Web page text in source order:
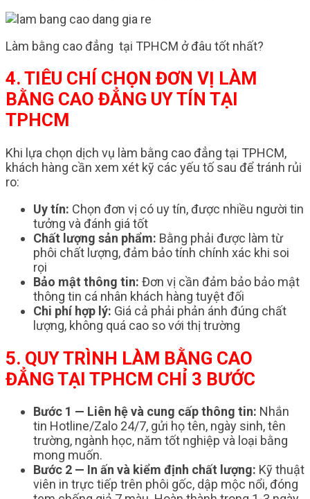
Làm bằng cao đẳng tại TPHCM ở đâu tốt nhất?
4. TIÊU CHÍ CHỌN ĐƠN VỊ LÀM
BẰNG CAO ĐẲNG UY TÍN TẠI
TPHCM
Khi lựa chọn dịch vụ làm bằng cao đẳng tại TPHCM,
khách hàng cần xem xét kỹ các yếu tố sau để tránh rủi
ro:
Uy tín: Chọn đơn vị có uy tín, được nhiều người tin
tưởng và đánh giá tốt
Chất lượng sản phẩm: Bằng phải được làm từ
phôi chất lượng, đảm bảo tính chính xác khi soi
rọi
Bảo mật thông tin: Đơn vị cần đảm bảo bảo mật
thông tin cá nhân khách hàng tuyệt đối
Chi phí hợp lý: Giá cả phải phản ánh đúng chất
lượng, không quá cao so với thị trường
5. QUY TRÌNH LÀM BẰNG CAO
ĐẲNG TẠI TPHCM CHỈ 3 BƯỚC
Bước 1 — Liên hệ và cung cấp thông tin: Nhắn
tin Hotline/Zalo 24/7, gửi họ tên, ngày sinh, tên
trường, ngành học, năm tốt nghiệp và loại bằng
mong muốn.
Bước 2 — In ấn và kiểm định chất lượng: Kỹ thuật
viên in trực tiếp trên phôi gốc, dập mộc nổi, đóng